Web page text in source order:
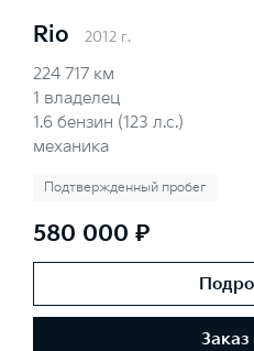
Rio 2012 г.
224 717 км
1 владелец
1.6 бензин (123 л.с.)
механика
Подтвержденный пробег
580 000 ₽
Заказ